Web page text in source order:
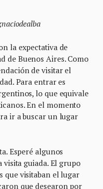
la expectativa de
de Buenos Aires. Como
de visitar el
Para entrar es
lo que equivale
En el momento
ir a buscar un lugar
Esperé algunos
visita guiada. El grupo
que visitaban el lugar
que desearon por